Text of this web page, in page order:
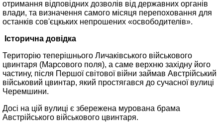
отримання відповідних дозволів від державних органів
влади, та визначення самого місяця перепоховання для
останків сов'єцкьких непрошених «освободителів».
Історична довідка
Територію теперішнього Личаківського військового
цвинтаря (Марсового поля), а саме верхню західну його
частину, після Першої світової війни займав Австрійський
військовий цвинтар, який простягався до сучасної вулиці
Черемшини.
Досі на цій вулиці є збережена мурована брама
Австрійського військового цвинтаря.